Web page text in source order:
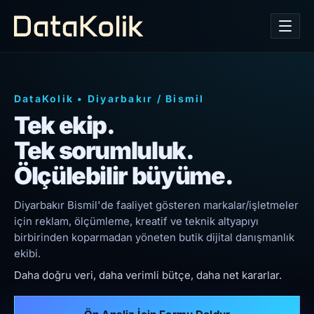
DataKolik • Diyarbakır / Bismil
Tek ekip.
Tek sorumluluk.
Ölçülebilir büyüme.
Diyarbakır Bismil'de faaliyet gösteren markalar/işletmeler
için reklam, ölçümleme, kreatif ve teknik altyapıyı
birbirinden koparmadan yöneten butik dijital danışmanlık
ekibi.
Daha doğru veri, daha verimli bütçe, daha net kararlar.